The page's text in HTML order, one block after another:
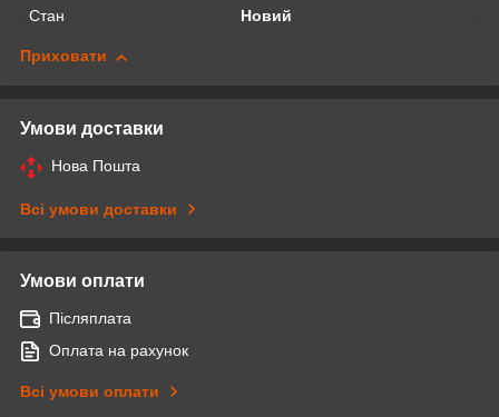
Стан
Новий
Приховати
Умови доставки
Нова Пошта
Всі умови доставки
Умови оплати
Післяплата
Оплата на рахунок
Всі умови оплати